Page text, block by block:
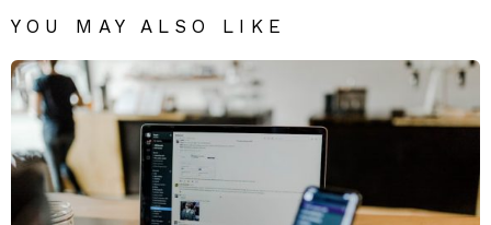
YOU MAY ALSO LIKE